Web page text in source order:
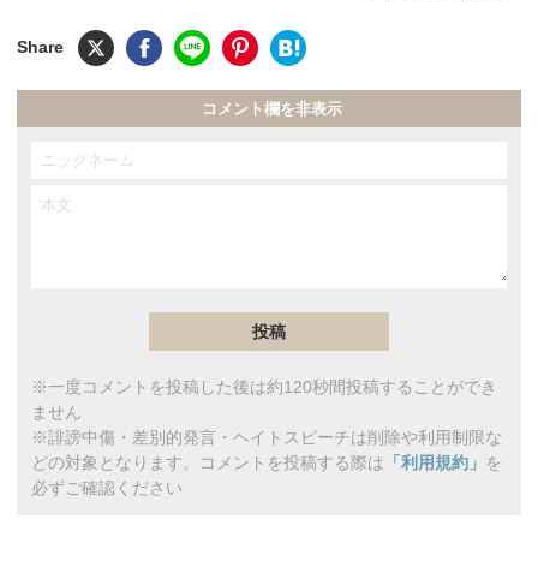
コメント欄を非表示
※一度コメントを投稿した後は約120秒間投稿することができ
ません
※誹謗中傷・差別的発言・ヘイトスピーチは削除や利用制限な
どの対象となります。コメントを投稿する際は 「利用規約」 を
必ずご確認ください